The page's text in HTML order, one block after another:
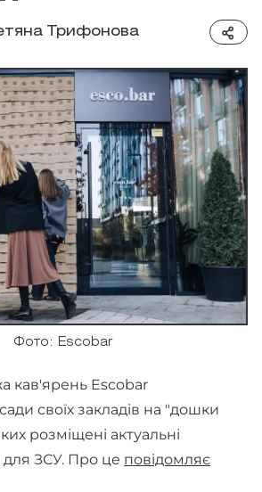
Трифонова
Фото: Escobar
кав'ярень Escobar
своїх закладів на "дошки
розміщені актуальні
для ЗСУ. Про це повідомляє